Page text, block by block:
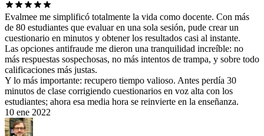
Evalmee me simplificó totalmente la vida como docente. Con más
de 80 estudiantes que evaluar en una sola sesión, pude crear un
cuestionario en minutos y obtener los resultados casi al instante.
Las opciones antifraude me dieron una tranquilidad increíble: no
más respuestas sospechosas, no más intentos de trampa, y sobre todo
calificaciones más justas.
Y lo más importante: recupero tiempo valioso. Antes perdía 30
minutos de clase corrigiendo cuestionarios en voz alta con los
estudiantes; ahora esa media hora se reinvierte en la enseñanza.
10 ene 2022